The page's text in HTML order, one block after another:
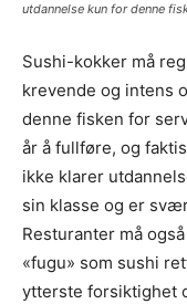
utdannelse kun for denne
Sushi-kokker må
krevende og intens
denne fisken for
år å fullføre, og
ikke klarer
sin klasse og er
Resturanter må
«fugu» som sushi
ytterste forsiktighet